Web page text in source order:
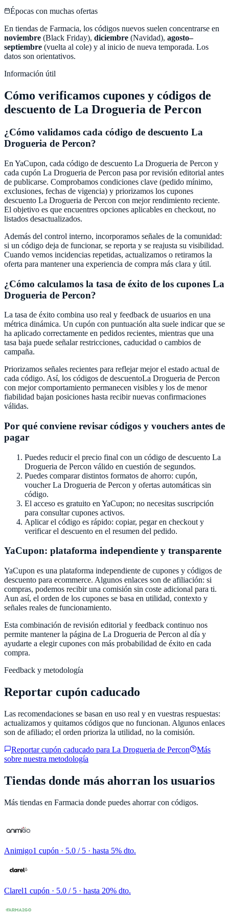
Épocas con muchas ofertas
En tiendas de Farmacia, los códigos nuevos suelen concentrarse en
noviembre (Black Friday), diciembre (Navidad), agosto–
septiembre (vuelta al cole) y al inicio de nueva temporada. Los
datos son orientativos.
Información útil
Cómo verificamos cupones y códigos de
descuento de La Drogueria de Percon
¿Cómo validamos cada código de descuento La
Drogueria de Percon?
En YaCupon, cada código de descuento La Drogueria de Percon y
cada cupón La Drogueria de Percon pasa por revisión editorial antes
de publicarse. Comprobamos condiciones clave (pedido mínimo,
exclusiones, fechas de vigencia) y priorizamos los cupones
descuento La Drogueria de Percon con mejor rendimiento reciente.
El objetivo es que encuentres opciones aplicables en checkout, no
listados desactualizados.
Además del control interno, incorporamos señales de la comunidad:
si un código deja de funcionar, se reporta y se reajusta su visibilidad.
Cuando vemos incidencias repetidas, actualizamos o retiramos la
oferta para mantener una experiencia de compra más clara y útil.
¿Cómo calculamos la tasa de éxito de los cupones La
Drogueria de Percon?
La tasa de éxito combina uso real y feedback de usuarios en una
métrica dinámica. Un cupón con puntuación alta suele indicar que se
ha aplicado correctamente en pedidos recientes, mientras que una
tasa baja puede señalar restricciones, caducidad o cambios de
campaña.
Priorizamos señales recientes para reflejar mejor el estado actual de
cada código. Así, los códigos de descuentoLa Drogueria de Percon
con mejor comportamiento permanecen visibles y los de menor
fiabilidad bajan posiciones hasta recibir nuevas confirmaciones
válidas.
Por qué conviene revisar códigos y vouchers antes de
pagar
Puedes reducir el precio final con un código de descuento La
Drogueria de Percon válido en cuestión de segundos.
Puedes comparar distintos formatos de ahorro: cupón,
voucherLa Drogueria de Percon y ofertas automáticas sin
código.
El acceso es gratuito en YaCupon; no necesitas suscripción
para consultar cupones activos.
Aplicar el código es rápido: copiar, pegar en checkout y
verificar el descuento en el resumen del pedido.
YaCupon: plataforma independiente y transparente
YaCupon es una plataforma independiente de cupones y códigos de
descuento para ecommerce. Algunos enlaces son de afiliación: si
compras, podemos recibir una comisión sin coste adicional para ti.
Aun así, el orden de los cupones se basa en utilidad, contexto y
señales reales de funcionamiento.
Esta combinación de revisión editorial y feedback continuo nos
permite mantener la página de La Drogueria de Percon al día y
ayudarte a elegir cupones con más probabilidad de éxito en cada
compra.
Feedback y metodología
Reportar cupón caducado
Las recomendaciones se basan en uso real y en vuestras respuestas:
actualizamos y quitamos códigos que no funcionan. Algunos enlaces
son de afiliado; el orden prioriza la utilidad, no la comisión.
Reportar cupón caducado para La Drogueria de Percon
Más
sobre nuestra metodología
Tiendas donde más ahorran los usuarios
Más tiendas en Farmacia donde puedes ahorrar con códigos.
Animigo1 cupón · 5.0 / 5 · hasta 5% dto.
Clarel1 cupón · 5.0 / 5 · hasta 20% dto.